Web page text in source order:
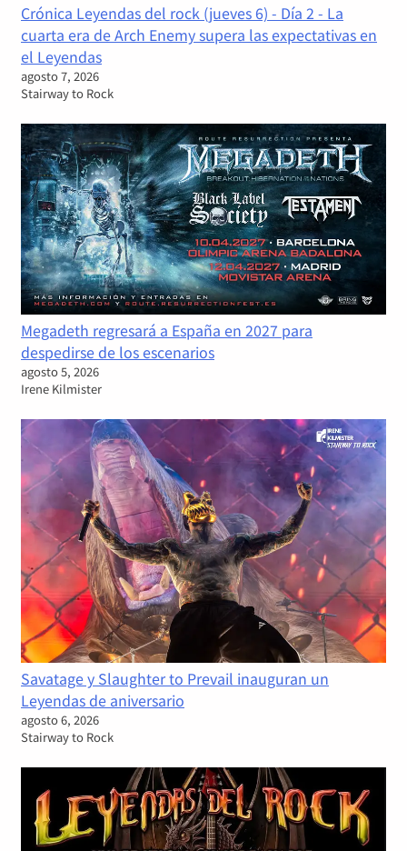
Crónica Leyendas del rock (jueves 6) - Día 2 - La
cuarta era de Arch Enemy supera las expectativas en
el Leyendas
agosto 7, 2026
Stairway to Rock
Megadeth regresará a España en 2027 para
despedirse de los escenarios
agosto 5, 2026
Irene Kilmister
Savatage y Slaughter to Prevail inauguran un
Leyendas de aniversario
agosto 6, 2026
Stairway to Rock